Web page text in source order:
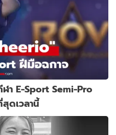
า E-Sport Semi-Pro
ดเวลานี้